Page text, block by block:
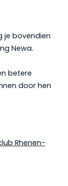
je bovendien
Newa.
betere
door hen
Rhenen-